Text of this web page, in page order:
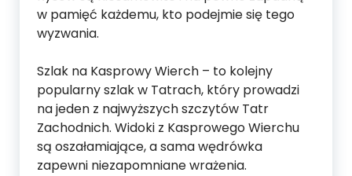
w pamięć każdemu, kto podejmie się tego
wyzwania.
Szlak na Kasprowy Wierch – to kolejny
popularny szlak w Tatrach, który prowadzi
na jeden z najwyższych szczytów Tatr
Zachodnich. Widoki z Kasprowego Wierchu
są oszałamiające, a sama wędrówka
zapewni niezapomniane wrażenia.